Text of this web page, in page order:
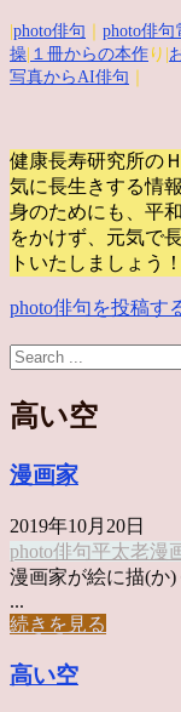
photo俳句 photo俳句
操 １冊からの本作 り|
写真からAI俳句
健康長寿研究所の
気に長生きする情
身のためにも、平
をかけず、元気で
トいたしましょう！
photo俳句を投稿す
高い空
漫画家
2019年10月20日
photo俳句平太老漫
漫画家が絵に描(か
...
続きを見る
高い空